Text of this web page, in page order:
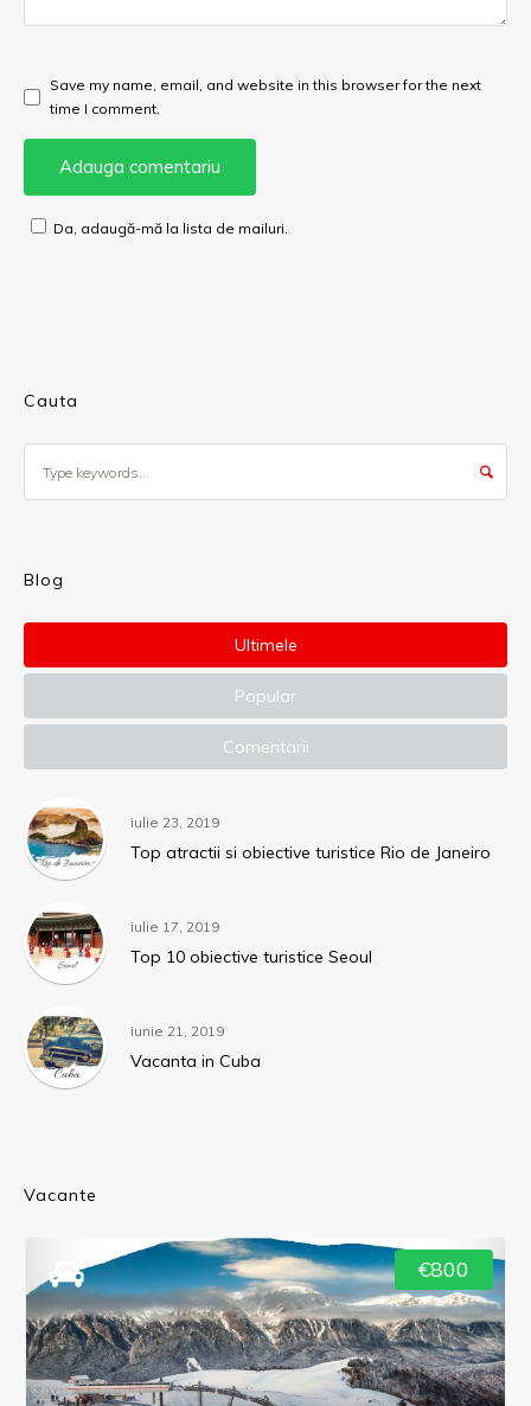
Save my name, email, and website in this browser for the next
time I comment.
Da, adaugă-mă la lista de mailuri.
Cauta
Blog
Ultimele
Popular
Comentarii
iulie 23, 2019
Top atractii si obiective turistice Rio de Janeiro
iulie 17, 2019
Top 10 obiective turistice Seoul
iunie 21, 2019
Vacanta in Cuba
Vacante
€800